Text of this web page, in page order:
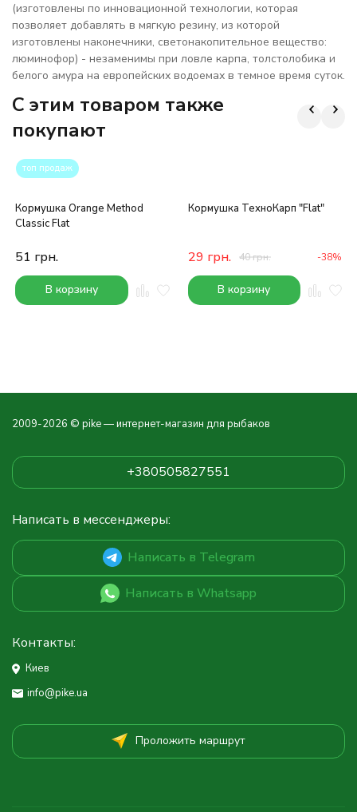
(изготовлены по инновационной технологии, которая
позволяет добавлять в мягкую резину, из которой
изготовлены наконечники, светонакопительное вещество:
люминофор) - незаменимы при ловле карпа, толстолобика и
белого амура на европейских водоемах в темное время суток.
C этим товаром также
покупают
топ продаж
Кормушка Orange Method
Classic Flat
51 грн.
В корзину
Кормушка ТехноКарп "Flat"
29 грн. 40грн. -38%
В корзину
2009-2026 © pike — интернет-магазин для рыбаков
+380505827551
Написать в мессенджеры:
Написать в Telegram
Написать в Whatsapp
Контакты:
Киев
info@pike.ua
Проложить маршрут